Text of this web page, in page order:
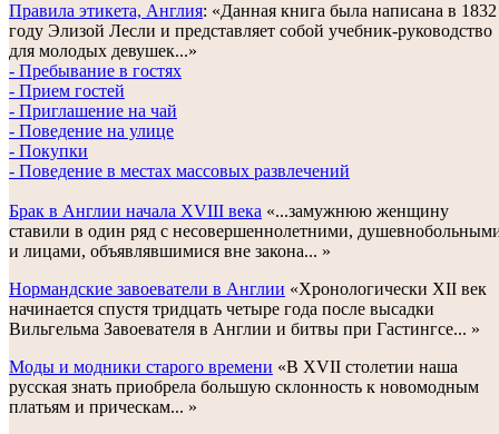
Правила этикета, Англия: «Данная книга была написана в 1832
году Элизой Лесли и представляет собой учебник-руководство
для молодых девушек...»
- Пребывание в гостях
- Прием гостей
- Приглашение на чай
- Поведение на улице
- Покупки
- Поведение в местах массовых развлечений
Брак в Англии начала XVIII века «...замужнюю женщину
ставили в один ряд с несовершеннолетними,
и лицами, объявлявшимися вне закона... »
Нормандские завоеватели в Англии «Хронологически XII век
начинается спустя тридцать четыре года после высадки
Вильгельма Завоевателя в Англии и битвы при Гастингсе... »
Моды и модники старого времени «В XVII столетии наша
русская знать приобрела большую склонность к новомодным
платьям и прическам... »